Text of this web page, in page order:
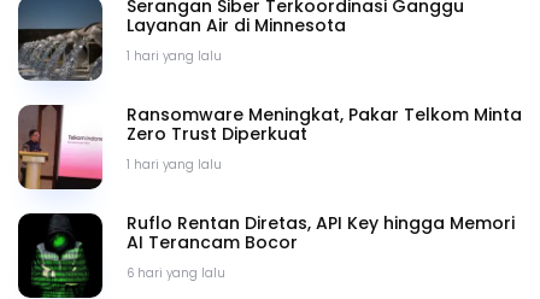
1 hari yang lalu
Serangan Siber Terkoordinasi Ganggu
Layanan Air di Minnesota
1 hari yang lalu
Ransomware Meningkat, Pakar Telkom Minta
Zero Trust Diperkuat
6 hari yang lalu
Ruflo Rentan Diretas, API Key hingga Memori
AI Terancam Bocor